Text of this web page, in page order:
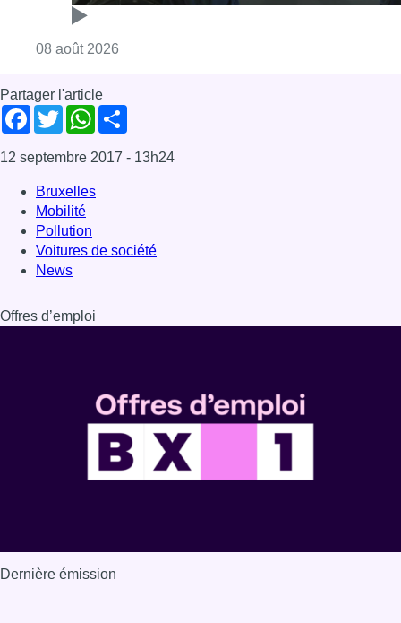
08 août 2026
Partager l'article
Facebook
TwitterWhatsApp
12 septembre 2017 - 13h24
Bruxelles
Mobilité
Pollution
Voitures de société
News
Offres d’emploi
Dernière émission